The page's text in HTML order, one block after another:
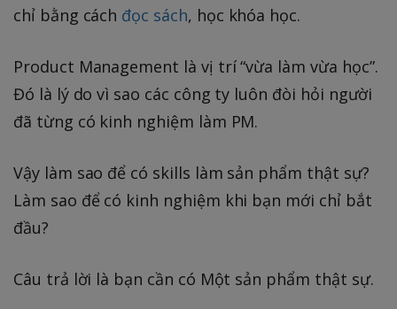
chỉ bằng cách đọc sách, học khóa học.
Product Management là vị trí “vừa làm vừa học”.
Đó là lý do vì sao các công ty luôn đòi hỏi người
đã từng có kinh nghiệm làm PM.
Vậy làm sao để có skills làm sản phẩm thật sự?
Làm sao để có kinh nghiệm khi bạn mới chỉ bắt
đầu?
Câu trả lời là bạn cần có Một sản phẩm thật sự.